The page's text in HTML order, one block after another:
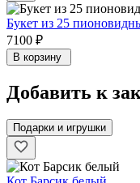
Букет из 25
7100 ₽
В корзину
Добавить к
Подарки и игрушки